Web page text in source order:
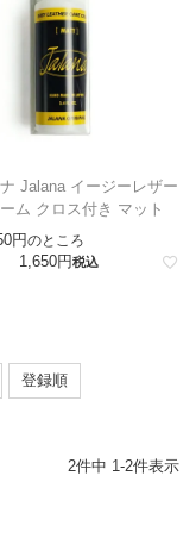
Jalana イージーレザー
ム クロス付き マット
のところ
1,650 税込
登録順
2件中 1-2件表示